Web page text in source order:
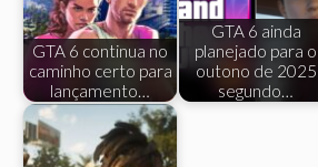
GTA 6 continua no
caminho certo para
lançamento…
GTA 6 ainda
planejado para o
outono de 2025
segundo…